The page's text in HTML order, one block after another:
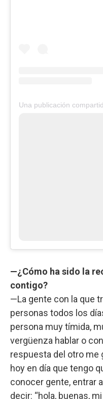
—¿Cómo ha sido la
contigo?
—La gente con la que
personas todos los
persona muy tímida,
vergüenza hablar o
respuesta del otro me
hoy en día que tengo
conocer gente, entrar
decir: “hola, buenas,